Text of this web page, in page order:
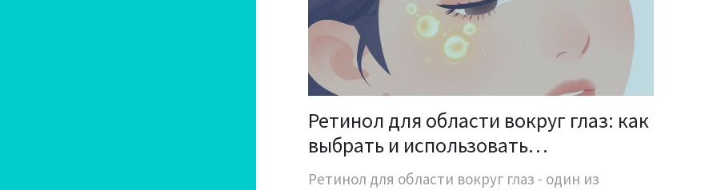
Ретинол для области вокруг глаз: как
выбрать и использовать
антивозрастной уход
Ретинол для области вокруг глаз - один из